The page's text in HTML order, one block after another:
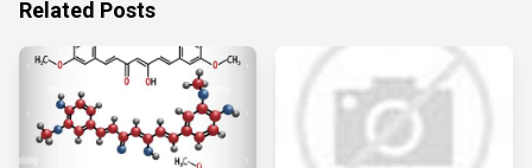
Related Posts